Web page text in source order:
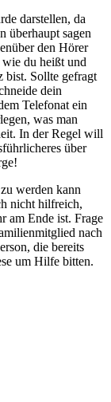
darstellen, da
überhaupt sagen
den Hörer
du heißt und
bist. Sollte gefragt
dein
Telefonat ein
was man
In der Regel will
über
werden kann
nicht hilfreich,
am Ende ist. Frage
nach
die bereits
um Hilfe bitten.